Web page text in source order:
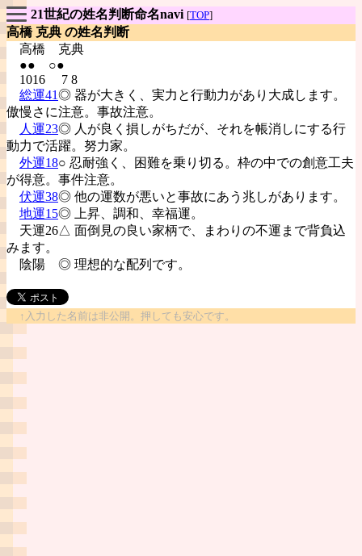
21世紀の姓名判断命名navi [TOP]
高橋 克典 の姓名判断
高橋 克典
●● ○●
1016 7 8
総運41◎ 器が大きく、実力と行動力があり大成します。
傲慢さに注意。事故注意。
人運23◎ 人が良く損しがちだが、それを帳消しにする行
動力で活躍。努力家。
外運18○ 忍耐強く、困難を乗り切る。枠の中での創意工夫
が得意。事件注意。
伏運38◎ 他の運数が悪いと事故にあう兆しがあります。
地運15◎ 上昇、調和、幸福運。
天運26△ 面倒見の良い家柄で、まわりの不運まで背負込
みます。
陰陽 ◎ 理想的な配列です。
↑入力した名前は非公開。押しても安心です。